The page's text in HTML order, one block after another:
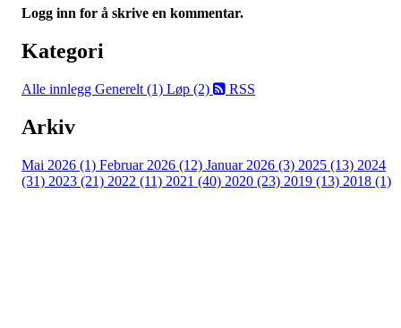
Logg inn for å skrive en kommentar.
Kategori
Alle innlegg Generelt (1) Løp (2) RSS
Arkiv
Mai 2026 (1) Februar 2026 (12) Januar 2026 (3) 2025 (13) 2024
(31) 2023 (21) 2022 (11) 2021 (40) 2020 (23) 2019 (13) 2018 (1)